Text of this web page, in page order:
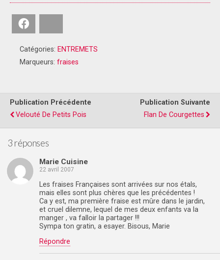
Catégories: ENTREMETS
Marqueurs: fraises
Publication Précédente
Velouté De Petits Pois
Publication Suivante
Flan De Courgettes
3 réponses
Marie Cuisine
22 avril 2007
Les fraises Françaises sont arrivées sur nos étals,
mais elles sont plus chères que les précédentes !
Ca y est, ma première fraise est mûre dans le jardin,
et cruel dilemne, lequel de mes deux enfants va la
manger , va falloir la partager !!!
Sympa ton gratin, a esayer. Bisous, Marie
Répondre